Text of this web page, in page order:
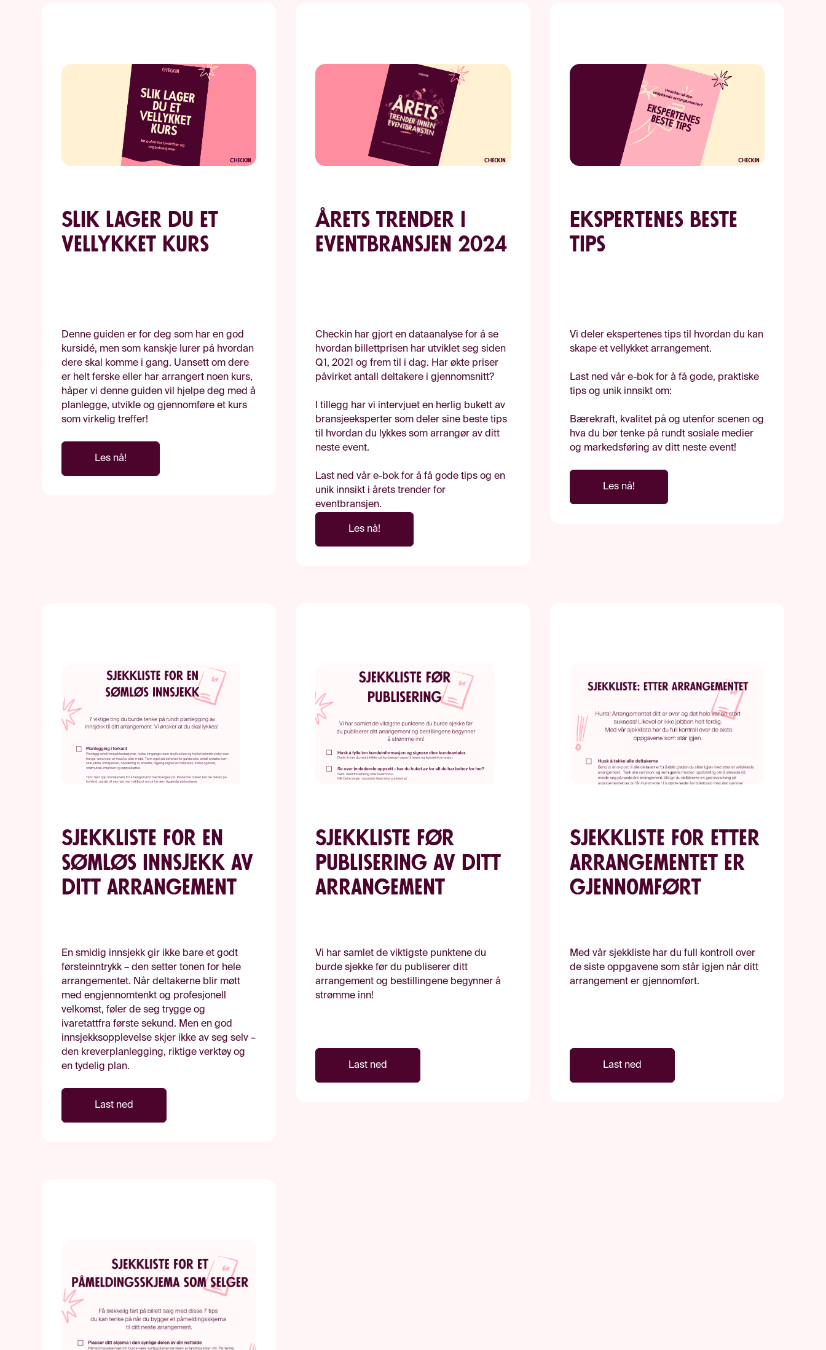
Slik lager du et
vellykket kurs
Denne guiden er for deg som har en god
kursidé, men som kanskje lurer på hvordan
dere skal komme i gang. Uansett om dere
er helt ferske eller har arrangert noen kurs,
håper vi denne guiden vil hjelpe deg med å
planlegge, utvikle og gjennomføre et kurs
som virkelig treffer!
Les nå!
Årets trender i
eventbransjen 2024
Checkin har gjort en dataanalyse for å se
hvordan billettprisen har utviklet seg siden
Q1, 2021 og frem til i dag. Har økte priser
påvirket antall deltakere i gjennomsnitt?
I tillegg har vi intervjuet en herlig bukett av
bransjeeksperter som deler sine beste tips
til hvordan du lykkes som arrangør av ditt
neste event.
Last ned vår e-bok for å få gode tips og en
unik innsikt i årets trender for
eventbransjen.
Les nå!
Ekspertenes beste
tips
Vi deler ekspertenes tips til hvordan du kan
skape et vellykket arrangement.
Last ned vår e-bok for å få gode, praktiske
tips og unik innsikt om:
Bærekraft, kvalitet på og utenfor scenen og
hva du bør tenke på rundt sosiale medier
og markedsføring av ditt neste event!
Les nå!
Sjekkliste for en
sømløs innsjekk av
ditt arrangement
En smidig innsjekk gir ikke bare et godt
førsteinntrykk – den setter tonen for hele
arrangementet. Når deltakerne blir møtt
med engjennomtenkt og profesjonell
velkomst, føler de seg trygge og
ivaretattfra første sekund. Men en god
innsjekksopplevelse skjer ikke av seg selv –
den kreverplanlegging, riktige verktøy og
en tydelig plan.
Last ned
Sjekkliste før
publisering av ditt
arrangement
Vi har samlet de viktigste punktene du
burde sjekke før du publiserer ditt
arrangement og bestillingene begynner å
strømme inn!
Last ned
Sjekkliste for etter
arrangementet er
gjennomført
Med vår sjekkliste har du full kontroll over
de siste oppgavene som står igjen når ditt
arrangement er gjennomført.
Last ned